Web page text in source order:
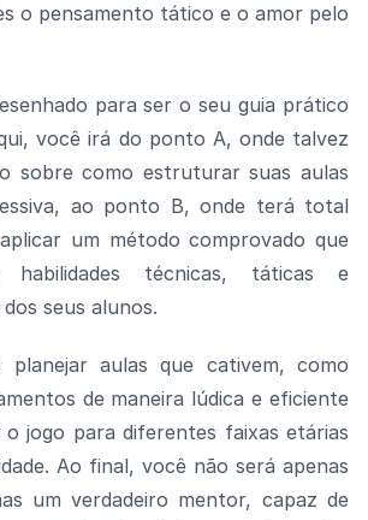
o pensamento tático e o amor pelo
para ser o seu guia prático
você irá do ponto A, onde talvez
sobre como estruturar suas aulas
ao ponto B, onde terá total
um método comprovado que
habilidades técnicas, táticas e
seus alunos.
planejar aulas que cativem, como
de maneira lúdica e eficiente
jogo para diferentes faixas etárias
Ao final, você não será apenas
um verdadeiro mentor, capaz de